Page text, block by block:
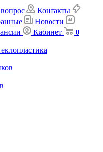
вопрос
Контакты
Новости
Кабинет
0